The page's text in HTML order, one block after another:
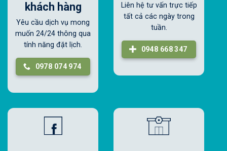
khách hàng
Yêu cầu dịch vụ mong
muốn 24/24 thông qua
tính năng đặt lịch.
0978 074 974
Liên hệ tư vấn trực tiếp
tất cả các ngày trong
tuần.
0948 668 347